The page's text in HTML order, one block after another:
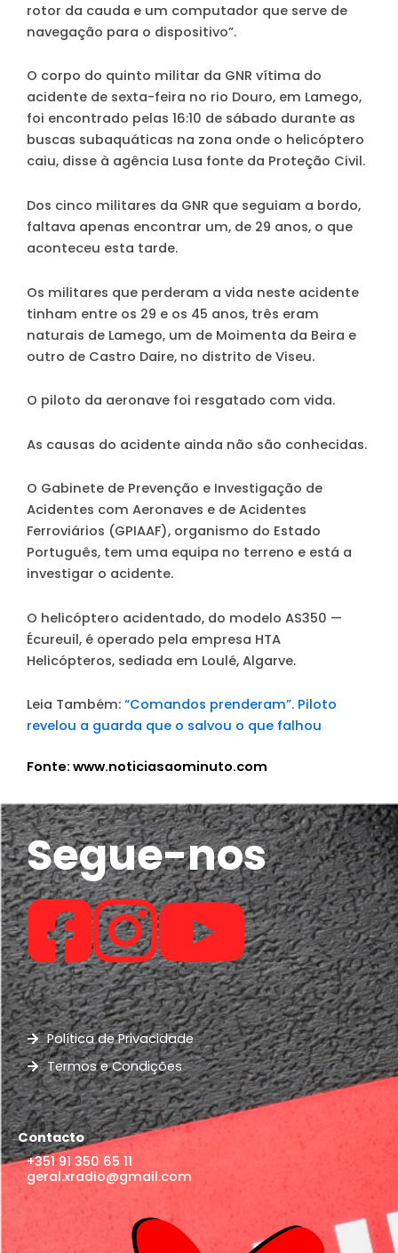
rotor da cauda e um computador que serve de
navegação para o dispositivo”.
O corpo do quinto militar da GNR vítima do
acidente de sexta-feira no rio Douro, em Lamego,
foi encontrado pelas 16:10 de sábado durante as
buscas subaquáticas na zona onde o helicóptero
caiu, disse à agência Lusa fonte da Proteção Civil.
Dos cinco militares da GNR que seguiam a bordo,
faltava apenas encontrar um, de 29 anos, o que
aconteceu esta tarde.
Os militares que perderam a vida neste acidente
tinham entre os 29 e os 45 anos, três eram
naturais de Lamego, um de Moimenta da Beira e
outro de Castro Daire, no distrito de Viseu.
O piloto da aeronave foi resgatado com vida.
As causas do acidente ainda não são conhecidas.
O Gabinete de Prevenção e Investigação de
Acidentes com Aeronaves e de Acidentes
Ferroviários (GPIAAF), organismo do Estado
Português, tem uma equipa no terreno e está a
investigar o acidente.
O helicóptero acidentado, do modelo AS350 —
Écureuil, é operado pela empresa HTA
Helicópteros, sediada em Loulé, Algarve.
Leia Também: “Comandos prenderam”. Piloto
revelou a guarda que o salvou o que falhou
Fonte: www.noticiasaominuto.com
Segue-nos
Política de Privacidade
Termos e Condições
Contacto
+351 91 350 65 11
geral.xradio@gmail.com